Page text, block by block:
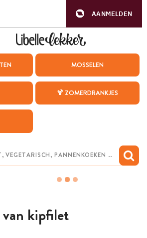
AANMELDEN
MOSSELEN
🍹 ZOMERDRANKJES
kipfilet